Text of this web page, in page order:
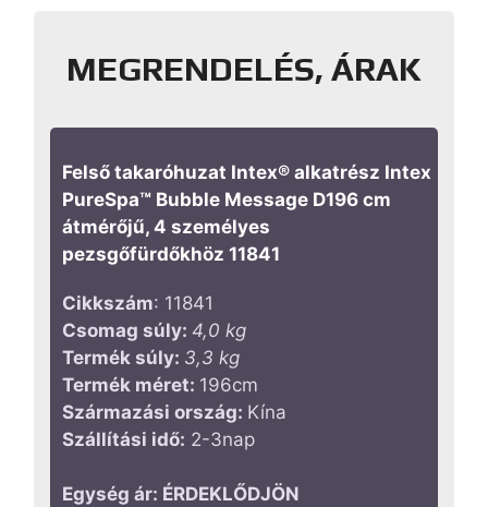
MEGRENDELÉS, ÁRAK
Felső takaróhuzat Intex® alkatrész Intex
PureSpa™ Bubble Message D196 cm
átmérőjű, 4 személyes
pezsgőfürdőkhöz 11841
Cikkszám: 11841
Csomag súly: 4,0 kg
Termék súly: 3,3 kg
Termék méret: 196cm
Származási ország: Kína
Szállítási idő: 2-3nap
Egység ár: ÉRDEKLŐDJÖN